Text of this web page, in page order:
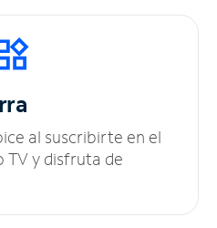
al suscribirte en el
TV y disfruta de